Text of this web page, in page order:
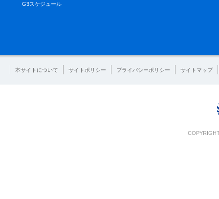
G3スケジュール
本サイトについて サイトポリシー プライバシーポリシー サイトマップ